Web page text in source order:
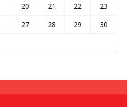
20 21 22
23
27 28 29
30